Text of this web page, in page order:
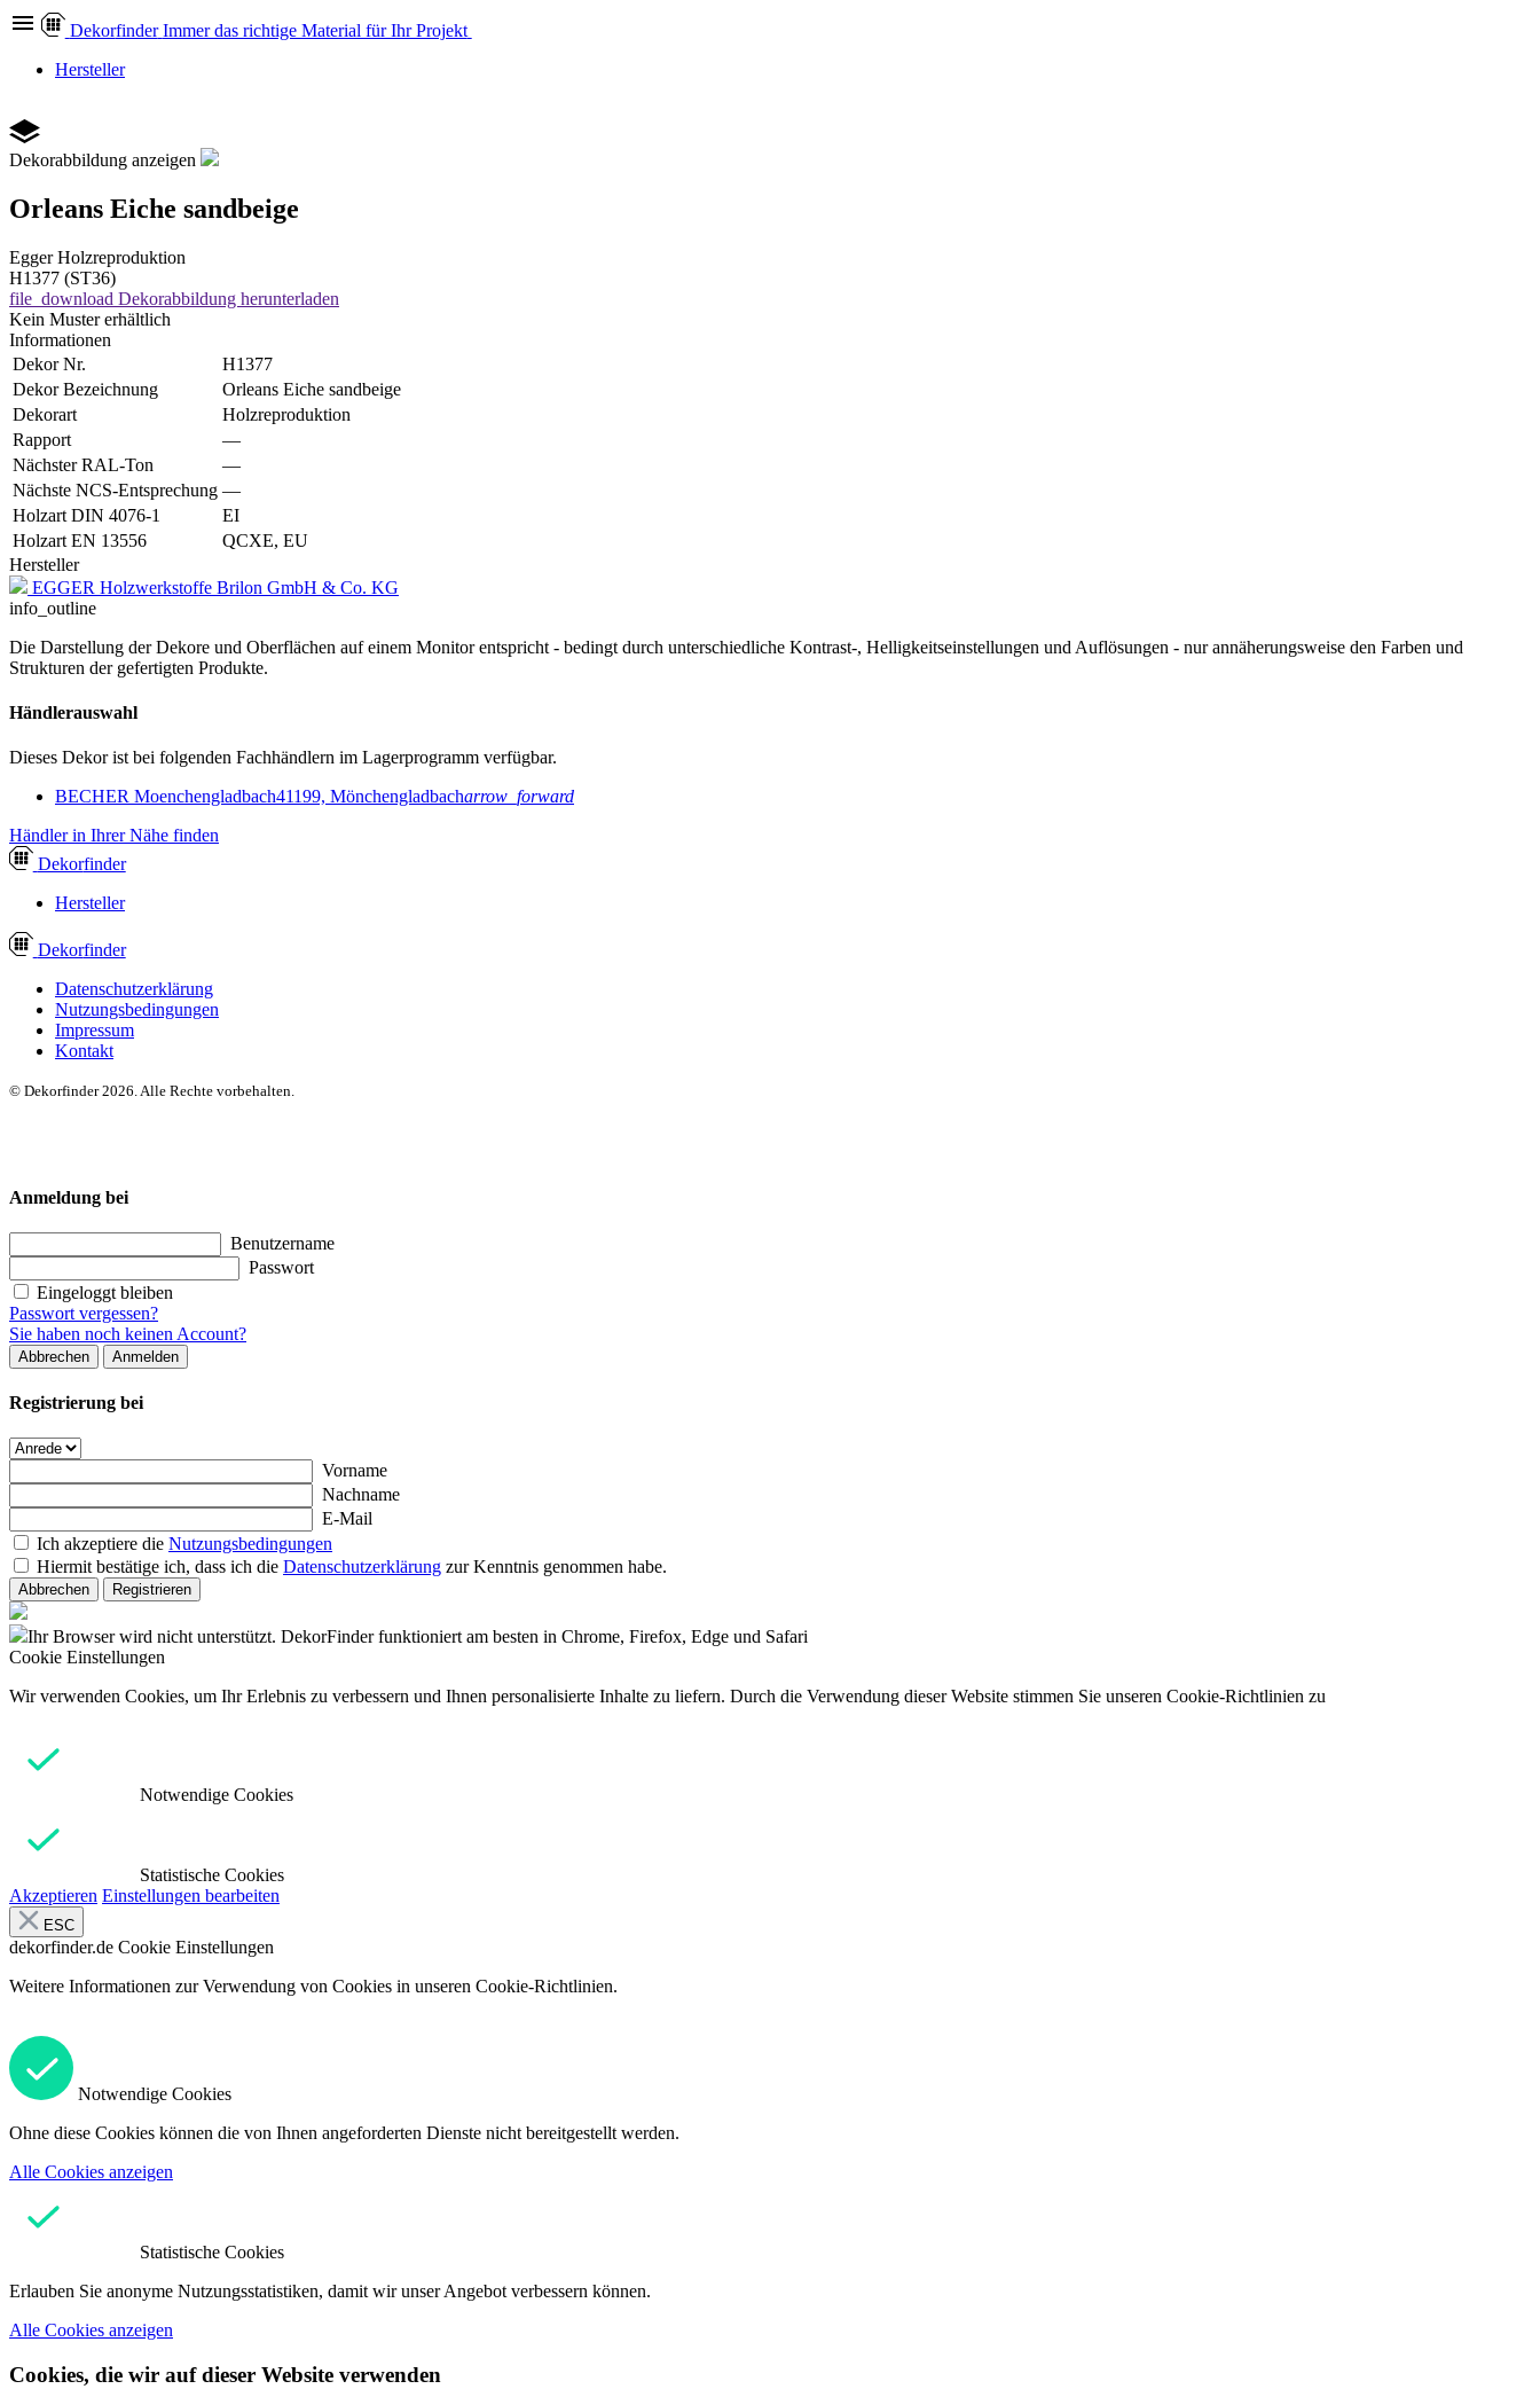
Dekorfinder Immer das richtige Material für Ihr Projekt
Hersteller
Dekorabbildung anzeigen
Orleans Eiche sandbeige
Egger Holzreproduktion
H1377 (ST36)
file_download Dekorabbildung herunterladen
Kein Muster erhältlich
Informationen
Dekor Nr.
H1377
Dekor Bezeichnung
Orleans Eiche sandbeige
Dekorart
Holzreproduktion
Rapport
—
Nächster RAL-Ton
—
Nächste NCS-Entsprechung —
Holzart DIN 4076-1
EI
Holzart EN 13556
QCXE, EU
Hersteller
EGGER Holzwerkstoffe Brilon GmbH & Co. KG
info_outline
Die Darstellung der Dekore und Oberflächen auf einem Monitor entspricht - bedingt durch unterschiedliche Kontrast-, Helligkeitseinstellungen und Auflösungen - nur annäherungsweise den Farben und
Strukturen der gefertigten Produkte.
Händlerauswahl
Dieses Dekor ist bei folgenden Fachhändlern im Lagerprogramm verfügbar.
BECHER Moenchengladbach41199, Mönchengladbacharrow_forward
Händler in Ihrer Nähe finden
Dekorfinder
Hersteller
Dekorfinder
Datenschutzerklärung
Nutzungsbedingungen
Impressum
Kontakt
© Dekorfinder 2026. Alle Rechte vorbehalten.
Anmeldung bei
Benutzername
Passwort
Eingeloggt bleiben
Passwort vergessen?
Sie haben noch keinen Account?
Abbrechen Anmelden
Registrierung bei
Vorname
Nachname
E-Mail
Ich akzeptiere die Nutzungsbedingungen
Hiermit bestätige ich, dass ich die Datenschutzerklärung zur Kenntnis genommen habe.
Abbrechen Registrieren
Ihr Browser wird nicht unterstützt. DekorFinder funktioniert am besten in Chrome, Firefox, Edge und Safari
Cookie Einstellungen
Wir verwenden Cookies, um Ihr Erlebnis zu verbessern und Ihnen personalisierte Inhalte zu liefern. Durch die Verwendung dieser Website stimmen Sie unseren Cookie-Richtlinien zu
Notwendige Cookies
Statistische Cookies
Akzeptieren Einstellungen bearbeiten
ESC
dekorfinder.de Cookie Einstellungen
Weitere Informationen zur Verwendung von Cookies in unseren Cookie-Richtlinien.
Notwendige Cookies
Ohne diese Cookies können die von Ihnen angeforderten Dienste nicht bereitgestellt werden.
Alle Cookies anzeigen
Statistische Cookies
Erlauben Sie anonyme Nutzungsstatistiken, damit wir unser Angebot verbessern können.
Alle Cookies anzeigen
Cookies, die wir auf dieser Website verwenden